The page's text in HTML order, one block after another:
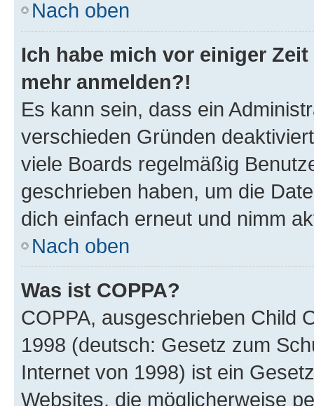
Nach oben
Ich habe mich vor einiger
mehr anmelden?!
Es kann sein, dass ein
verschieden Gründen
viele Boards regelmäßig
geschrieben haben, um die
dich einfach erneut und nimm
Nach oben
Was ist COPPA?
COPPA, ausgeschrieben Child
1998 (deutsch: Gesetz zum
Internet von 1998) ist ein
Websites, die möglicherweise